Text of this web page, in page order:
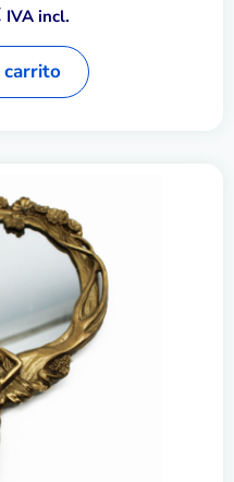
IVA incl.